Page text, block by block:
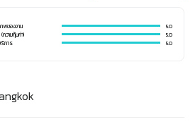
พของงาน
5.0
(ความคุ้มค่า)
5.0
การ
5.0